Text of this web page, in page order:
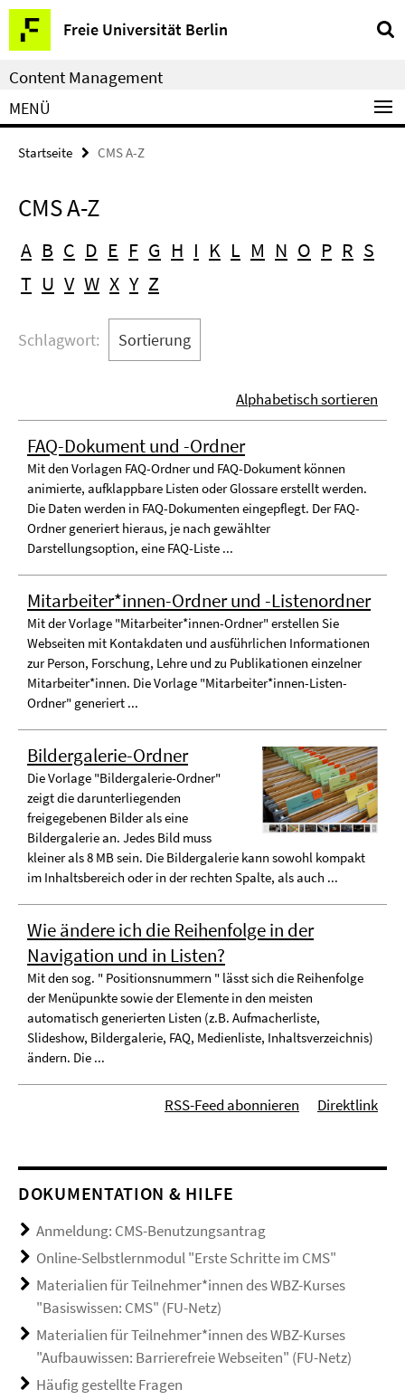
Freie Universität Berlin
Service-
Navigation
Content Management
MENÜ
Startseite CMS A-Z
CMS A-Z
A B C D E F G H I K L M N O P R S
T U V W X Y Z
Schlagwort: Sortierung
Alphabetisch sortieren
FAQ-Dokument und -Ordner
Mit den Vorlagen FAQ-Ordner und FAQ-Dokument können
animierte, aufklappbare Listen oder Glossare erstellt werden.
Die Daten werden in FAQ-Dokumenten eingepflegt. Der FAQ-
Ordner generiert hieraus, je nach gewählter
Darstellungsoption, eine FAQ-Liste ...
Mitarbeiter*innen-Ordner und -Listenordner
Mit der Vorlage "Mitarbeiter*innen-Ordner" erstellen Sie
Webseiten mit Kontakdaten und ausführlichen Informationen
zur Person, Forschung, Lehre und zu Publikationen einzelner
Mitarbeiter*innen. Die Vorlage "Mitarbeiter*innen-Listen-
Ordner" generiert ...
Bildergalerie-Ordner
Die Vorlage "Bildergalerie-Ordner"
zeigt die darunterliegenden
freigegebenen Bilder als eine
Bildergalerie an. Jedes Bild muss
kleiner als 8 MB sein. Die Bildergalerie kann sowohl kompakt
im Inhaltsbereich oder in der rechten Spalte, als auch ...
Wie ändere ich die Reihenfolge in der
Navigation und in Listen?
Mit den sog. " Positionsnummern " lässt sich die Reihenfolge
der Menüpunkte sowie der Elemente in den meisten
automatisch generierten Listen (z.B. Aufmacherliste,
Slideshow, Bildergalerie, FAQ, Medienliste, Inhaltsverzeichnis)
ändern. Die ...
Direktlink
RSS-Feed abonnieren
DOKUMENTATION & HILFE
Anmeldung: CMS-Benutzungsantrag
Online-Selbstlernmodul "Erste Schritte im CMS"
Materialien für Teilnehmer*innen des WBZ-Kurses
"Basiswissen: CMS" (FU-Netz)
Materialien für Teilnehmer*innen des WBZ-Kurses
"Aufbauwissen: Barrierefreie Webseiten" (FU-Netz)
Häufig gestellte Fragen